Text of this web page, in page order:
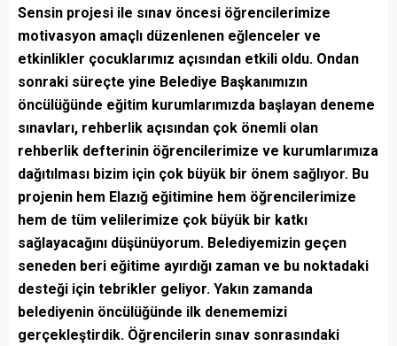
Sensin projesi ile sınav öncesi öğrencilerimize
motivasyon amaçlı düzenlenen eğlenceler ve
etkinlikler çocuklarımız açısından etkili oldu. Ondan
sonraki süreçte yine Belediye Başkanımızın
öncülüğünde eğitim kurumlarımızda başlayan deneme
sınavları, rehberlik açısından çok önemli olan
rehberlik defterinin öğrencilerimize ve kurumlarımıza
dağıtılması bizim için çok büyük bir önem sağlıyor. Bu
projenin hem Elazığ eğitimine hem öğrencilerimize
hem de tüm velilerimize çok büyük bir katkı
sağlayacağını düşünüyorum. Belediyemizin geçen
seneden beri eğitime ayırdığı zaman ve bu noktadaki
desteği için tebrikler geliyor. Yakın zamanda
belediyenin öncülüğünde ilk denememizi
gerçekleştirdik. Öğrencilerin sınav sonrasındaki